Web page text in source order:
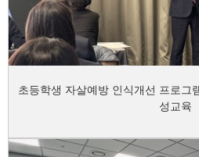
초등학생 자살예방 인식개선 프로그
성교육